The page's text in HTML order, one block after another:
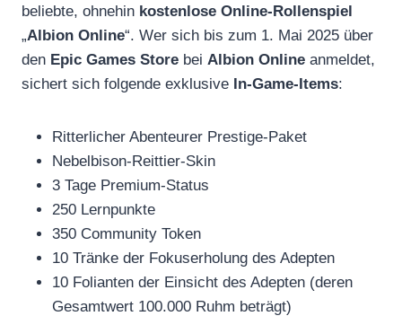
beliebte, ohnehin kostenlose Online-Rollenspiel
„Albion Online“. Wer sich bis zum 1. Mai 2025 über
den Epic Games Store bei Albion Online anmeldet,
sichert sich folgende exklusive In-Game-Items:
Ritterlicher Abenteurer Prestige-Paket
Nebelbison-Reittier-Skin
3 Tage Premium-Status
250 Lernpunkte
350 Community Token
10 Tränke der Fokuserholung des Adepten
10 Folianten der Einsicht des Adepten (deren
Gesamtwert 100.000 Ruhm beträgt)